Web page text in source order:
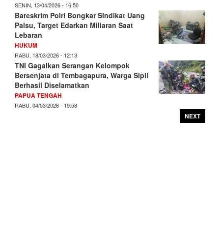
SENIN, 13/04/2026 - 16:50
Bareskrim Polri Bongkar Sindikat Uang
Palsu, Target Edarkan Miliaran Saat
Lebaran
HUKUM
RABU, 18/03/2026 - 12:13
TNI Gagalkan Serangan Kelompok
Bersenjata di Tembagapura, Warga Sipil
Berhasil Diselamatkan
PAPUA TENGAH
RABU, 04/03/2026 - 19:58
NEXT